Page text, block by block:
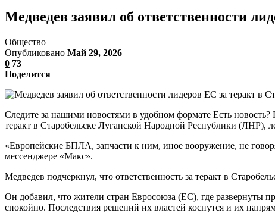
Медведев заявил об ответственности
Общество
Опубликовано Май 29, 2026
0 73
Поделится
Следите за нашими новостями в удобном формате Есть новость?
теракт в Старобельске Луганской Народной Республики (ЛНР),
«Европейские БПЛА, запчасти к ним, иное вооружение, не
мессенджере «Макс».
Медведев подчеркнул, что ответственность за теракт в
Он добавил, что жители стран Евросоюза (ЕС), где развернуты
спокойно. Последствия решений их властей коснутся и их